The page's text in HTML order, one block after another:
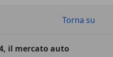
Torna su
il mercato auto